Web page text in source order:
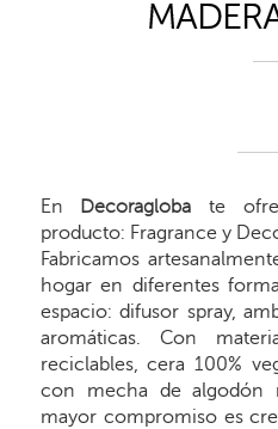
En Decoragloba te
producto: Fragrance y
Fabricamos
hogar en diferentes
espacio: difusor spray,
aromáticas. Con
reciclables, cera 100%
con mecha de algodón
mayor compromiso es